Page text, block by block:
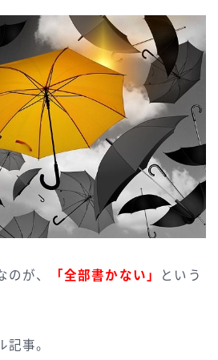
のが、 「全部書かない」
という
記事。